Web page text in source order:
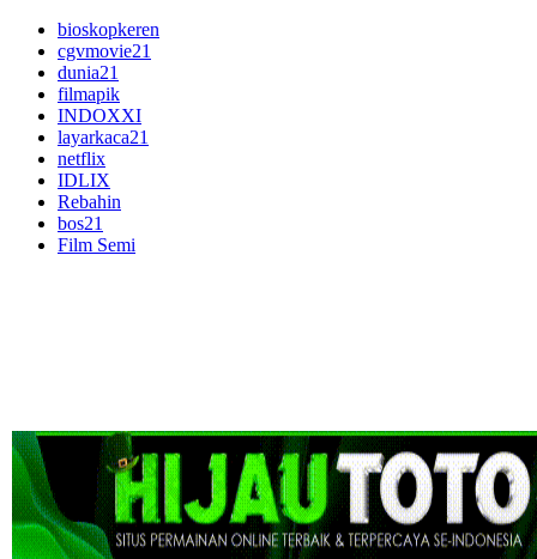
bioskopkeren
cgvmovie21
dunia21
filmapik
INDOXXI
layarkaca21
netflix
IDLIX
Rebahin
bos21
Film Semi